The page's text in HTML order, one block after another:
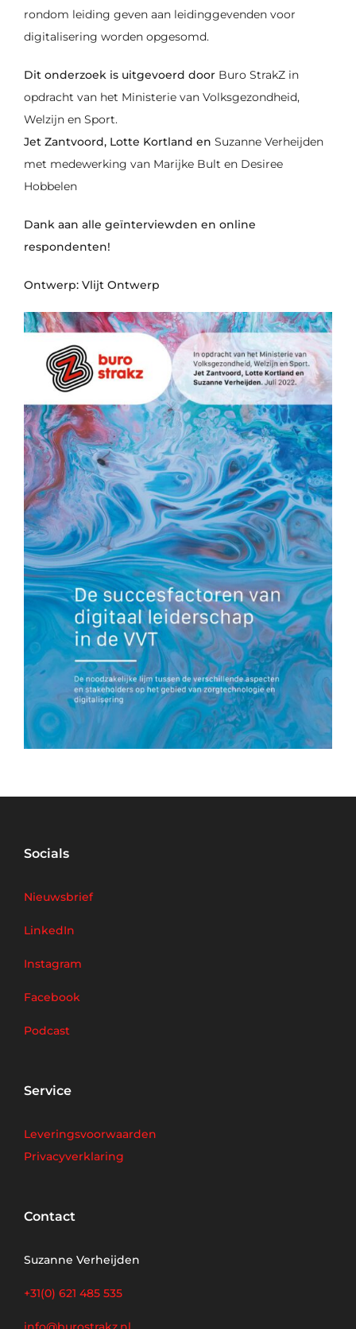
rondom leiding geven aan leidinggevenden voor
digitalisering worden opgesomd.
Dit onderzoek is uitgevoerd door Buro StrakZ in
opdracht van het Ministerie van Volksgezondheid,
Welzijn en Sport.
Jet Zantvoord, Lotte Kortland en Suzanne Verheijden
met medewerking van Marijke Bult en Desiree
Hobbelen
Dank aan alle geïnterviewden en online
respondenten!
Ontwerp: Vlijt Ontwerp
Socials
Nieuwsbrief
LinkedIn
Instagram
Facebook
Podcast
Service
Leveringsvoorwaarden
Privacyverklaring
Contact
Suzanne Verheijden
+31(0) 621 485 535